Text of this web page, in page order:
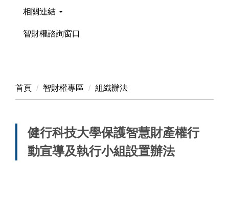
相關連結
智財權諮詢窗口
首頁 智財權專區 組織辦法
健行科技大學保護智慧財產權行
動宣導及執行小組設置辦法